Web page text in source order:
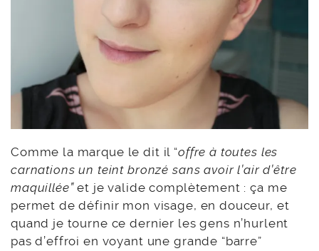
Comme la marque le dit il “offre à toutes les
carnations un teint bronzé sans avoir l’air d’être
maquillée”et je valide complètement : ça me
permet de définir mon visage, en douceur, et
quand je tourne ce dernier les gens n’hurlent
pas d’effroi en voyant une grande “barre”